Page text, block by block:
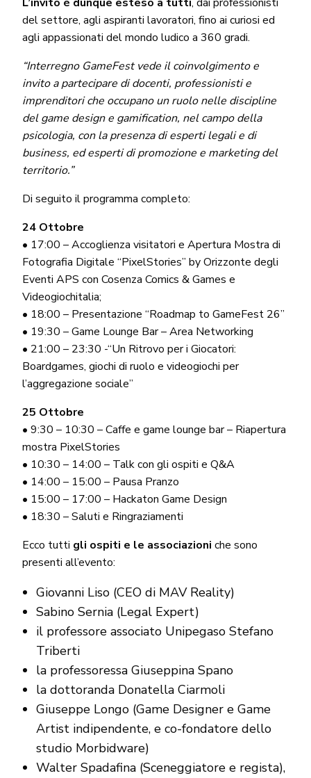
del settore, agli aspiranti lavoratori, fino ai curiosi ed
agli appassionati del mondo ludico a 360 gradi.
“Interregno GameFest vede il coinvolgimento e
invito a partecipare di docenti, professionisti e
imprenditori che occupano un ruolo nelle discipline
del game design e gamification, nel campo della
psicologia, con la presenza di esperti legali e di
business, ed esperti di promozione e marketing del
territorio.”
Di seguito il programma completo:
24 Ottobre
• 17:00 – Accoglienza visitatori e Apertura Mostra di
Fotografia Digitale “PixelStories” by Orizzonte degli
Eventi APS con Cosenza Comics & Games e
Videogiochitalia;
• 18:00 – Presentazione “Roadmap to GameFest 26”
• 19:30 – Game Lounge Bar – Area Networking
• 21:00 – 23:30 -“Un Ritrovo per i Giocatori:
Boardgames, giochi di ruolo e videogiochi per
l’aggregazione sociale”
25 Ottobre
• 9:30 – 10:30 – Caffe e game lounge bar – Riapertura
mostra PixelStories
• 10:30 – 14:00 – Talk con gli ospiti e Q&A
• 14:00 – 15:00 – Pausa Pranzo
• 15:00 – 17:00 – Hackaton Game Design
• 18:30 – Saluti e Ringraziamenti
Ecco tutti gli ospiti e le associazioni che sono
presenti all’evento:
Giovanni Liso (CEO di MAV Reality)
Sabino Sernia (Legal Expert)
il professore associato Unipegaso Stefano
Triberti
la professoressa Giuseppina Spano
la dottoranda Donatella Ciarmoli
Giuseppe Longo (Game Designer e Game
Artist indipendente, e co-fondatore dello
studio Morbidware)
Walter Spadafina (Sceneggiatore e regista),